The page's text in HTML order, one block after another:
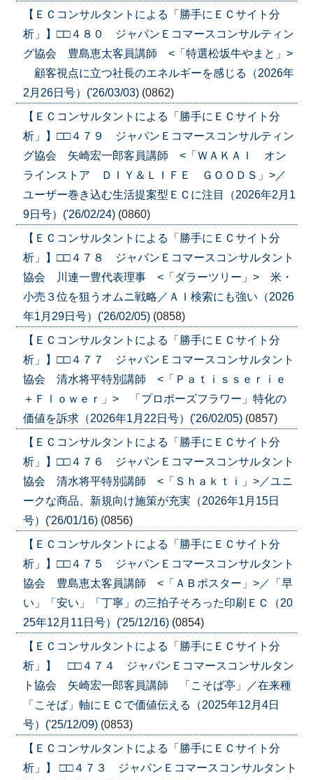
【ＥＣコンサルタントによる「勝手にＥＣサイト分
析」】□□４８０ ジャパンＥコマースコンサルティン
グ協会 豊島恵太客員講師 <「特選松坂牛やまと」>
顧客視点に立つ社長のエネルギーを感じる（2026年
2月26日号）('26/03/03) (0862)
【ＥＣコンサルタントによる「勝手にＥＣサイト分
析」】□□４７９ ジャパンＥコマースコンサルティン
グ協会 矢崎宏一郎客員講師 <「ＷＡＫＡＩ オン
ラインストア ＤＩＹ＆ＬＩＦＥ ＧＯＯＤＳ」>／
ユーザー巻き込む生活提案型ＥＣに注目（2026年2月1
9日号）('26/02/24) (0860)
【ＥＣコンサルタントによる「勝手にＥＣサイト分
析」】□□４７８ ジャパンＥコマースコンサルタント
協会 川連一豊代表理事 <「ダラーツリー」> 米・
小売３位を狙うオムニ戦略／ＡＩ検索にも強い（2026
年1月29日号）('26/02/05) (0858)
【ＥＣコンサルタントによる「勝手にＥＣサイト分
析」】□□４７７ ジャパンＥコマースコンサルタント
協会 清水将平特別講師 <「Ｐａｔｉｓｓｅｒｉｅ
＋Ｆｌｏｗｅｒ」> 「プロポーズフラワー」特化の
価値を訴求（2026年1月22日号）('26/02/05) (0857)
【ＥＣコンサルタントによる「勝手にＥＣサイト分
析」】□□４７６ ジャパンＥコマースコンサルタント
協会 清水将平特別講師 <「Ｓｈａｋｔｉ」>／ユニ
ークな商品、新規向け施策が充実（2026年1月15日
号）('26/01/16) (0856)
【ＥＣコンサルタントによる「勝手にＥＣサイト分
析」】□□４７５ ジャパンＥコマースコンサルタント
協会 豊島恵太客員講師 <「ＡＢポスター」>／「早
い」「安い」「丁寧」の三拍子そろった印刷ＥＣ（20
25年12月11日号）('25/12/16) (0854)
【ＥＣコンサルタントによる「勝手にＥＣサイト分
析」】 □□４７４ ジャパンＥコマースコンサルタン
ト協会 矢崎宏一郎客員講師 「こそば亭」／在来種
「こそば」軸にＥＣで価値伝える（2025年12月4日
号）('25/12/09) (0853)
【ＥＣコンサルタントによる「勝手にＥＣサイト分
析」】 □□４７３ ジャパンＥコマースコンサルタント